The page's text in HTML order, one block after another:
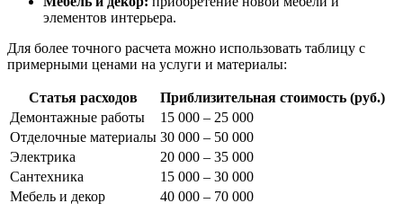
элементов интерьера.
Для более точного расчета можно использовать таблицу с
примерными ценами на услуги и материалы:
Статья расходов
Приблизительная стоимость (руб.)
Демонтажные работы
15 000 – 25 000
Отделочные материалы 30 000 – 50 000
Электрика
20 000 – 35 000
Сантехника
15 000 – 30 000
Мебель и декор
40 000 – 70 000